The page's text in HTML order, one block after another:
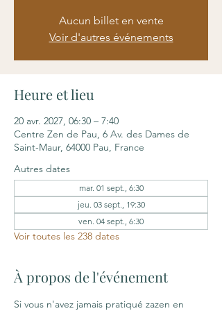
Aucun billet en vente
Voir d'autres événements
Heure et lieu
20 avr. 2027, 06:30 – 7:40
Centre Zen de Pau, 6 Av. des Dames de
Saint-Maur, 64000 Pau, France
Autres dates
mar. 01 sept., 6:30
jeu. 03 sept., 19:30
ven. 04 sept., 6:30
Voir toutes les 238 dates
À propos de l'événement
Si vous n'avez jamais pratiqué zazen en